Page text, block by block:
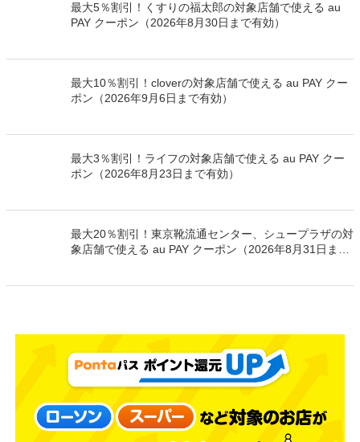
最大5％割引！くすりの福太郎の対象店舗で使える au
PAY クーポン（2026年8月30日まで有効）
最大10％割引！cloverの対象店舗で使える au PAY クー
ポン（2026年9月6日まで有効）
最大3％割引！ライフの対象店舗で使える au PAY クー
ポン（2026年8月23日まで有効）
最大20％割引！東京靴流通センター、シュープラザの対
象店舗で使える au PAY クーポン（2026年8月31日まで